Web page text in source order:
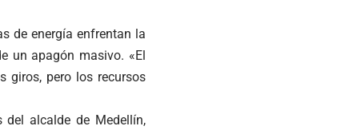
de energía enfrentan la
un apagón masivo. «El
giros, pero los recursos
del alcalde de Medellín,